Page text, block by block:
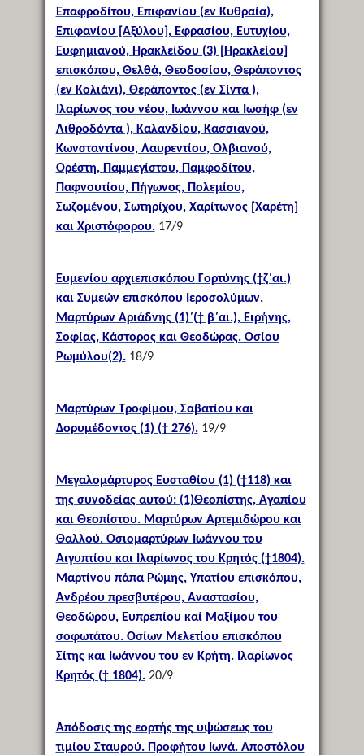
Επαφροδίτου, Επιφανίου (εν Κυθραία),
Επιφανίου [Αξύλου], Εφρασίου, Ευτυχίου,
Ευφημιανού, Ηρακλείδου (3) [Ηρακλείου]
επισκόπου, Θελθά, Θεοδοσίου, Θεράποντος
(εν Κολιάνι), Θεράποντος (εν Σίντα ),
Ιλαρίωνος του νέου, Ιωάννου και Ιωσήφ (εν
Λιθροδόντα ), Καλανδίου, Κασσιανού,
Κωνσταντίνου, Λαυρεντίου, Ολβιανού,
Ορέστη, Παμμεγίστου, Παμφοδίτου,
Παφνουτίου, Πήγωνος, Πολεμίου,
Σωζομένου, Σωτηρίχου, Χαρίτωνος [Χαρέτη]
και Χριστόφορου.17/9
Ευμενίου αρχιεπισκόπου Γορτύνης (†ζ΄αι.)
και Συμεών επισκόπου Ιεροσολύμων.
Μαρτύρων Αριάδνης (1)΄(† β΄αι.), Ειρήνης,
Σοφίας, Κάστορος και Θεοδώρας. Οσίου
Ρωμύλου(2).18/9
Μαρτύρων Τροφίμου, Σαβατίου και
Δορυμέδοντος (1) († 276).19/9
Μεγαλομάρτυρος Ευσταθίου (1) (†118) και
της συνοδείας αυτού: (1)Θεοπίστης, Αγαπίου
και Θεοπίστου. Μαρτύρων Αρτεμιδώρου και
Θαλλού. Οσιομαρτύρων Ιωάννου του
Αιγυπτίου και Ιλαρίωνος του Κρητός (†1804).
Μαρτίνου πάπα Ρώμης, Υπατίου επισκόπου,
Ανδρέου πρεσβυτέρου, Αναστασίου,
Θεοδώρου, Ευπρεπίου καί Μαξίμου του
σοφωτάτου. Οσίων Μελετίου επισκόπου
Σίτης και Ιωάννου του εν Κρήτη. Ιλαρίωνος
Κρητός († 1804).20/9
Απόδοσις της εορτής της υψώσεως του
τιμίου Σταυρού. Προφήτου Ιωνά. Αποστόλου